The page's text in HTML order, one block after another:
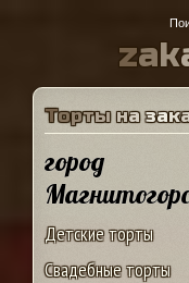
zak
Торты на зак
город
Детские торты
Свадебные торты